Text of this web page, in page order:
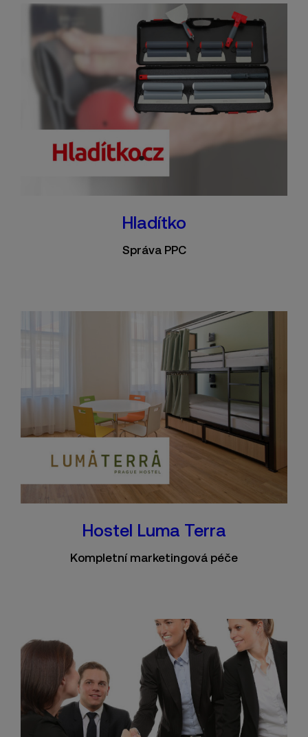
Hladítko
Správa PPC
Hostel Luma Terra
Kompletní marketingová péče